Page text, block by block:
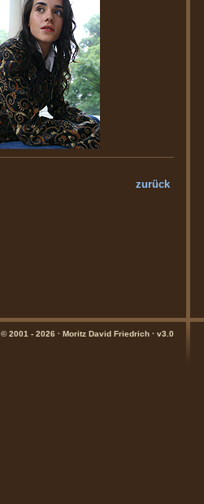
zurück
© 2001 - 2026 · Moritz David Friedrich · v3.0